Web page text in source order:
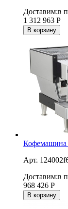
Доставим:в
1 312 963 Р
В корзину
Кофемашина
Арт.
Доставим:в
968 426 Р
В корзину